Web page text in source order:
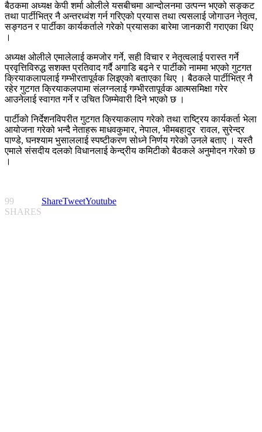
बैठकमा अध्यक्ष केपी शर्मा ओलीले यसबीचमा आन्दोलनमा उत्पन्न भएको सङ्कट
तथा पार्टीभित्र नै अन्तरध्वंश गर्न गरिएको प्रयास तथा त्यसलाई जोगाउन नेतृत्व,
सङ्गठन र पार्टीका कार्यकर्ताले गरेको प्रयासका बारेमा जानकारी गराएका थिए
।
अध्यक्ष ओलीले एमालेलाई कमजोर गर्ने, सही विचार र नेतृत्वलाई परास्त गर्ने
प्रवृत्तिविरुद्ध सशक्त प्रतिवाद गर्दै अगाडि बढ्ने र पार्टीको नाममा भएको गुटगत
क्रियाकलापलाई गम्भीरतापूर्वक लिइएको बताएका थिए । बैठकले पार्टीभित्र नै
रहेर गुटगत क्रियाकलपामा संलग्नलाई गम्भीरतापूर्वक आत्मसमिक्षा गरेर
आउनेलाई स्वागत गर्ने र उचित जिम्मेवारी दिने भएको छ ।
पार्टीको निर्देशनविपरीत गुटगत क्रियाकलाप गरेको तथा राष्ट्रिय कार्यकर्ता भेला
आयोजना गरेको भन्दै नेताहरू माधवकुमार, नेपाल, भीमबहादुर रावल, सुरेन्द्र
पाण्डे, घनश्याम भुसाललाई स्पष्टीकरण सोध्ने निर्णय गरेको उनले बताए । यस्तै
एमाले संसदीय दलको विधानलाई केन्द्रीय कमिटीको बैठकले अनुमोदन गरेको छ
।
99
SHARES
ShareTweetYoutube